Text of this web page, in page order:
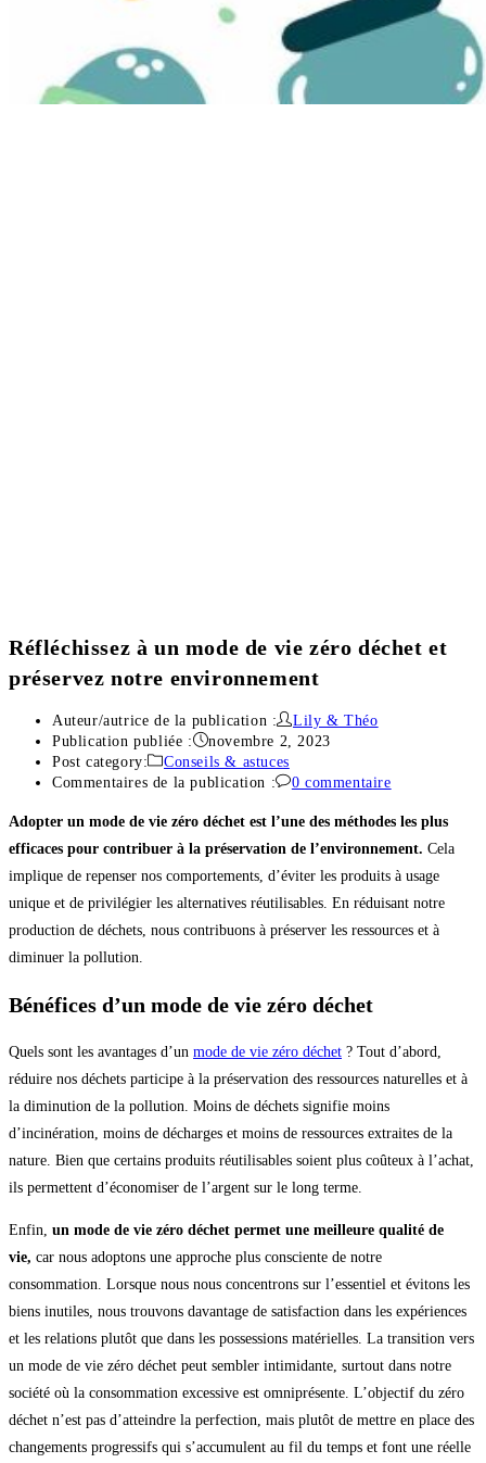
Réfléchissez à un mode de vie zéro déchet et
préservez notre environnement
Auteur/autrice de la publication :
Lily & Théo
Publication publiée :
novembre 2, 2023
Post category:
Conseils & astuces
Commentaires de la publication :
0 commentaire
Adopter un mode de vie zéro déchet est l’une des méthodes les plus
efficaces pour contribuer à la préservation de l’environnement. Cela
implique de repenser nos comportements, d’éviter les produits à usage
unique et de privilégier les alternatives réutilisables. En réduisant notre
production de déchets, nous contribuons à préserver les ressources et à
diminuer la pollution.
Bénéfices d’un mode de vie zéro déchet
Quels sont les avantages d’un mode de vie zéro déchet ? Tout d’abord,
réduire nos déchets participe à la préservation des ressources naturelles et à
la diminution de la pollution. Moins de déchets signifie moins
d’incinération, moins de décharges et moins de ressources extraites de la
nature. Bien que certains produits réutilisables soient plus coûteux à l’achat,
ils permettent d’économiser de l’argent sur le long terme.
Enfin, un mode de vie zéro déchet permet une meilleure qualité de
vie, car nous adoptons une approche plus consciente de notre
consommation. Lorsque nous nous concentrons sur l’essentiel et évitons les
biens inutiles, nous trouvons davantage de satisfaction dans les expériences
et les relations plutôt que dans les possessions matérielles. La transition vers
un mode de vie zéro déchet peut sembler intimidante, surtout dans notre
société où la consommation excessive est omniprésente. L’objectif du zéro
déchet n’est pas d’atteindre la perfection, mais plutôt de mettre en place des
changements progressifs qui s’accumulent au fil du temps et font une réelle